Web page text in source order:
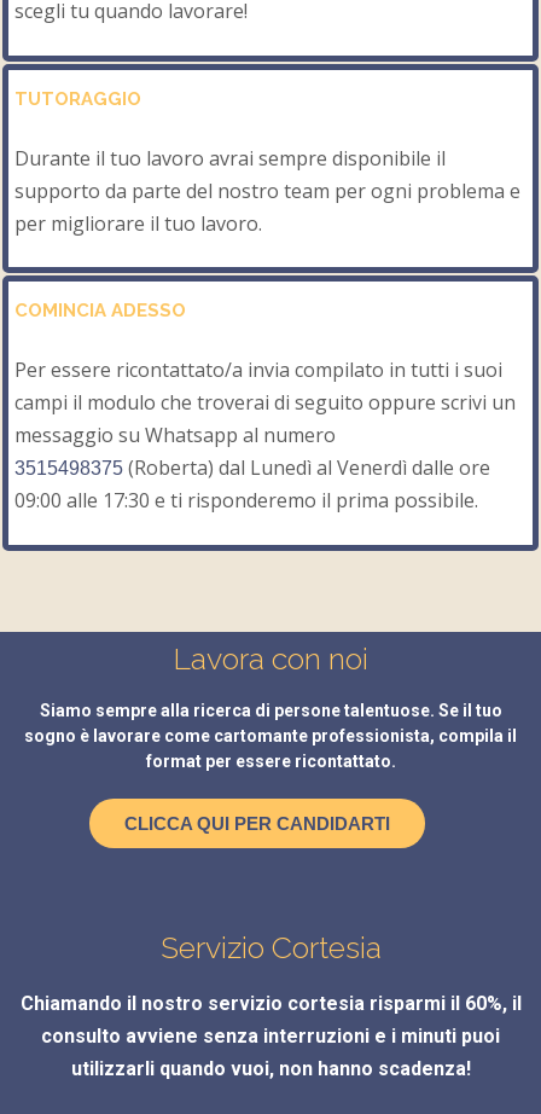
scegli tu quando lavorare!
TUTORAGGIO
Durante il tuo lavoro avrai sempre disponibile il
supporto da parte del nostro team per ogni problema e
per migliorare il tuo lavoro.
COMINCIA ADESSO
Per essere ricontattato/a invia compilato in tutti i suoi
campi il modulo che troverai di seguito oppure scrivi un
messaggio su Whatsapp al numero
3515498375 (Roberta) dal Lunedì al Venerdì dalle ore
09:00 alle 17:30 e ti risponderemo il prima possibile.
Lavora con noi
Siamo sempre alla ricerca di persone talentuose. Se il tuo
sogno è lavorare come cartomante professionista, compila il
format per essere ricontattato.
CLICCA QUI PER CANDIDARTI
Servizio Cortesia
Chiamando il nostro servizio cortesia risparmi il 60%, il
consulto avviene senza interruzioni e i minuti puoi
utilizzarli quando vuoi, non hanno scadenza!